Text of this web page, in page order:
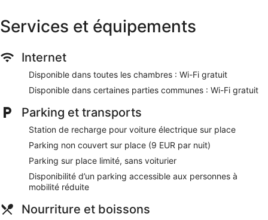
demande. Un service de ménage est fourni sur demande.
trouvent sur place. Les infrastructures de loisir comprennent
également un sauna et un centre de fitness.
Les clients de moins de 18 ans ne sont pas admis dans le
centre de fitness.
Les activités de loisir répertoriées ci-dessous sont
accessibles directement sur place ou à proximité. Ces
activités peuvent faire l'objet de frais supplémentaires.
Vous pouvez savourer un moment de détente et de douceur
grâce à la gamme complète de soins proposés dans le spa
de cet hôtel. Les services proposés incluent des massages.
Le spa comprend un bain à remous et un hammam. Le spa
Services et équipements
Internet
Disponible dans toutes les chambres : Wi-Fi gratuit
Disponible dans certaines parties communes : Wi-Fi gratuit
Parking et transports
Station de recharge pour voiture électrique sur place
Parking non couvert sur place (9 EUR par nuit)
Parking sur place limité, sans voiturier
Disponibilité d’un parking accessible aux personnes à
mobilité réduite
Nourriture et boissons